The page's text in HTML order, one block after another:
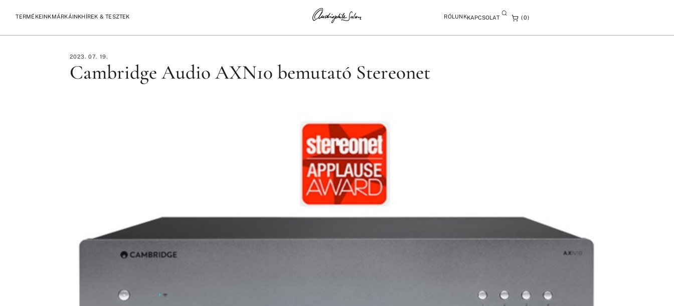
TERMÉKEINKMÁRKÁINKHÍREK & TESZTEK RÓLUNKKAPCSOLAT
0
2023. 07. 19.
Cambridge Audio AXN10 bemutató Stereonet